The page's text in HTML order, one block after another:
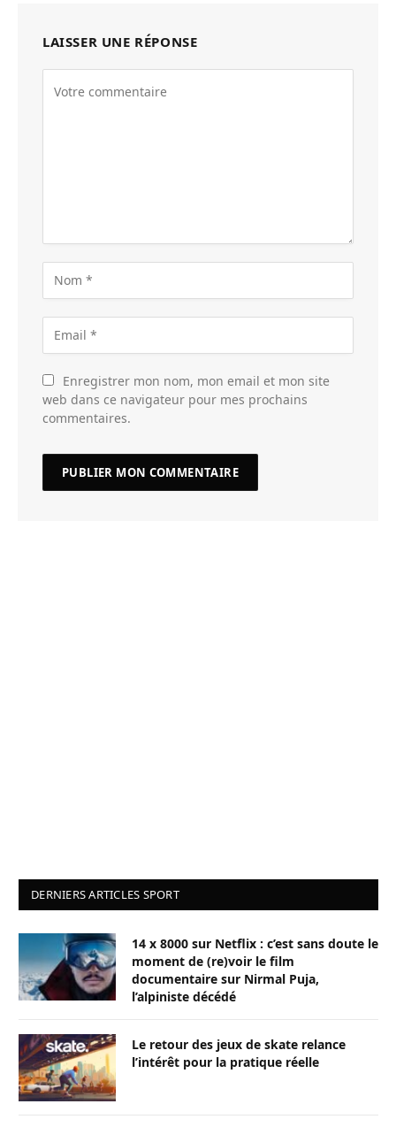
LAISSER UNE RÉPONSE
Enregistrer mon nom, mon email et mon site
web dans ce navigateur pour mes prochains
commentaires.
DERNIERS ARTICLES SPORT
14 x 8000 sur Netflix : c’est sans doute le
moment de (re)voir le film
documentaire sur Nirmal Puja,
l’alpiniste décédé
Le retour des jeux de skate relance
l’intérêt pour la pratique réelle